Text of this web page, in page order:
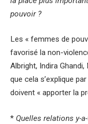
pouvoir ?
Les « femmes de
favorisé la non-
Albright, Indira
que cela s’explique
doivent « apporter la
* Quelles relations y-